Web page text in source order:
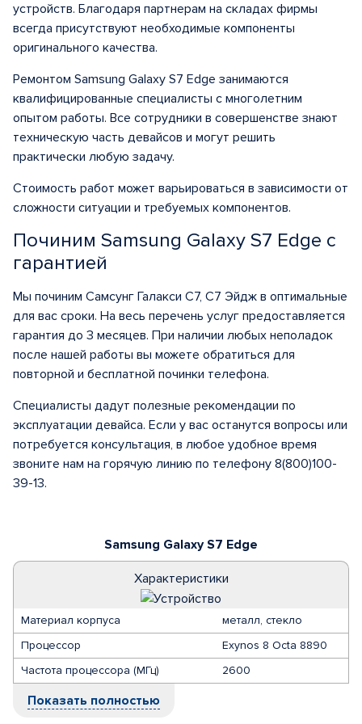
Samsung Galaxy S7 Edge
Характеристики
Материал корпуса
металл, стекло
Процессор
Exynos 8 Octa 8890
Частота процессора (МГц)
2600
Показать полностью
устройств. Благодаря партнерам на складах фирмы
всегда присутствуют необходимые компоненты
оригинального качества.
Ремонтом Samsung Galaxy S7 Edge занимаются
квалифицированные специалисты с многолетним
опытом работы. Все сотрудники в совершенстве знают
техническую часть девайсов и могут решить
практически любую задачу.
Стоимость работ может варьироваться в зависимости от
сложности ситуации и требуемых компонентов.
Починим Samsung Galaxy S7 Edge с
гарантией
Мы починим Самсунг Галакси С7, С7 Эйдж в оптимальные
для вас сроки. На весь перечень услуг предоставляется
гарантия до 3 месяцев. При наличии любых неполадок
после нашей работы вы можете обратиться для
повторной и бесплатной починки телефона.
Специалисты дадут полезные рекомендации по
эксплуатации девайса. Если у вас останутся вопросы или
потребуется консультация, в любое удобное время
звоните нам на горячую линию по телефону 8(800)100-
39-13.